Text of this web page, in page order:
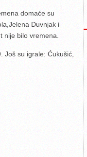
domaće su
Duvnjak i
nije bilo vremena.
Još su igrale: Ćukušić,